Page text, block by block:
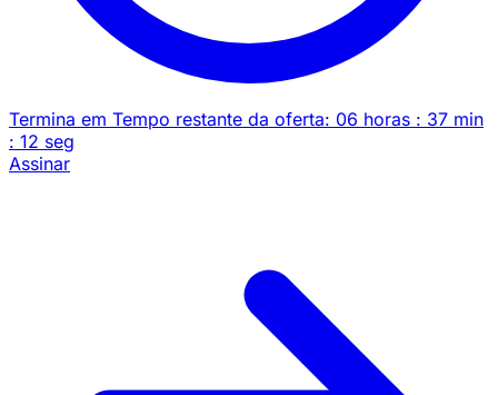
Termina em Tempo restante da oferta: 06 horas : 37 min
: 12 seg
Assinar